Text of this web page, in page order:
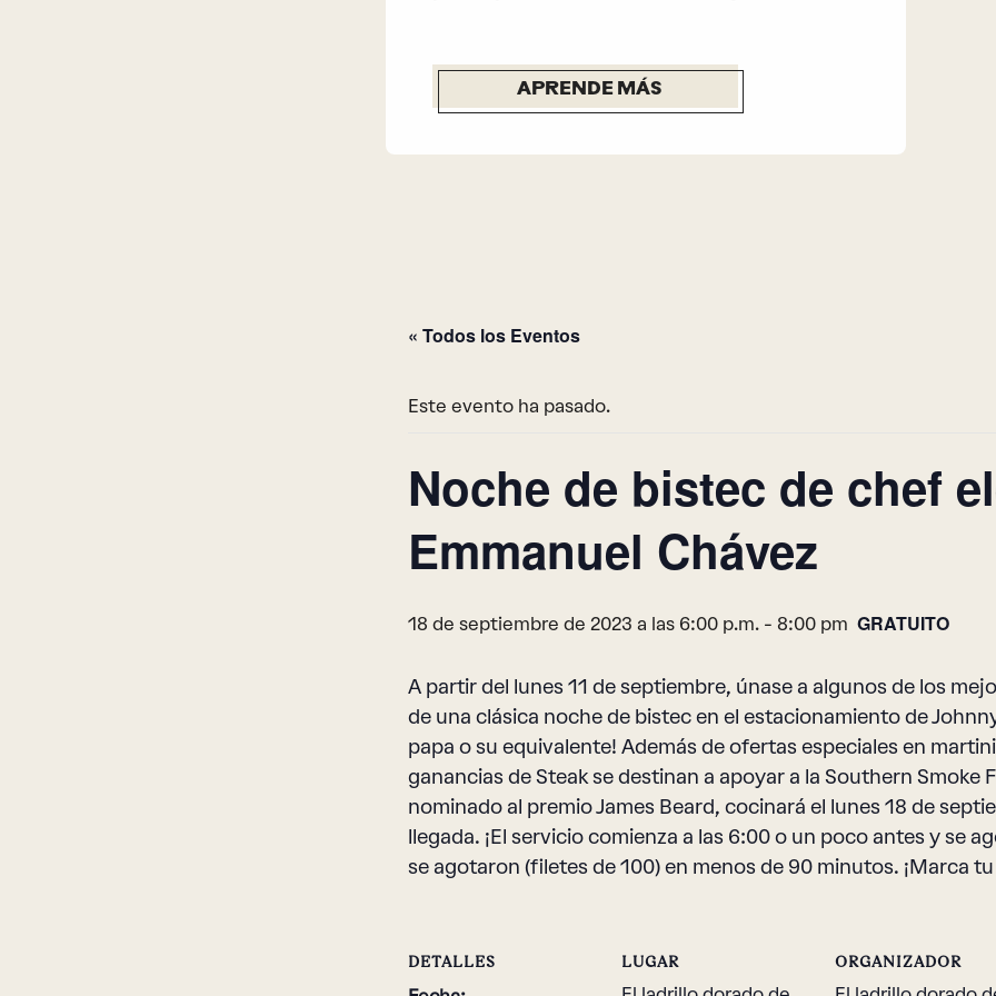
APRENDE MÁS
« Todos los Eventos
Este evento ha pasado.
Noche de bistec de chef
Emmanuel Chávez
18 de septiembre de 2023 a las 6:00 p.m.- 8:00 pm GRATUITO
A partir del lunes 11 de septiembre, únase a algunos de los
de una clásica noche de bistec en el estacionamiento de
papa o su equivalente! Además de ofertas especiales en
ganancias de Steak se destinan a apoyar a la Southern Smoke
nominado al premio James Beard, cocinará el lunes 18 de
llegada. ¡El servicio comienza a las 6:00 o un poco antes y se
se agotaron (filetes de 100) en menos de 90 minutos. ¡Marca
DETALLES LUGAR ORGANIZADOR